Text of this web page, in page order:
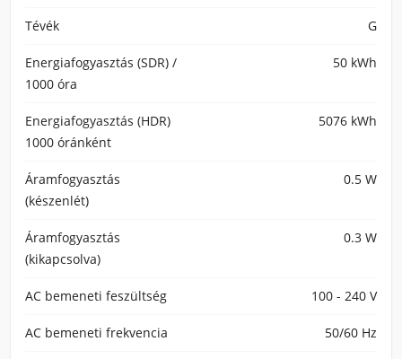
Tévék G
Energiafogyasztás (SDR) /
1000 óra
50 kWh
Energiafogyasztás (HDR)
1000 óránként
5076 kWh
Áramfogyasztás
(készenlét)
0.5 W
Áramfogyasztás
(kikapcsolva)
0.3 W
AC bemeneti feszültség 100 - 240 V
AC bemeneti frekvencia 50/60 Hz